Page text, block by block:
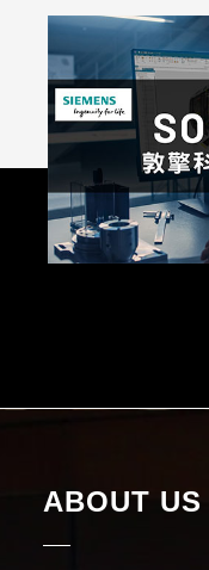
ABOUT US